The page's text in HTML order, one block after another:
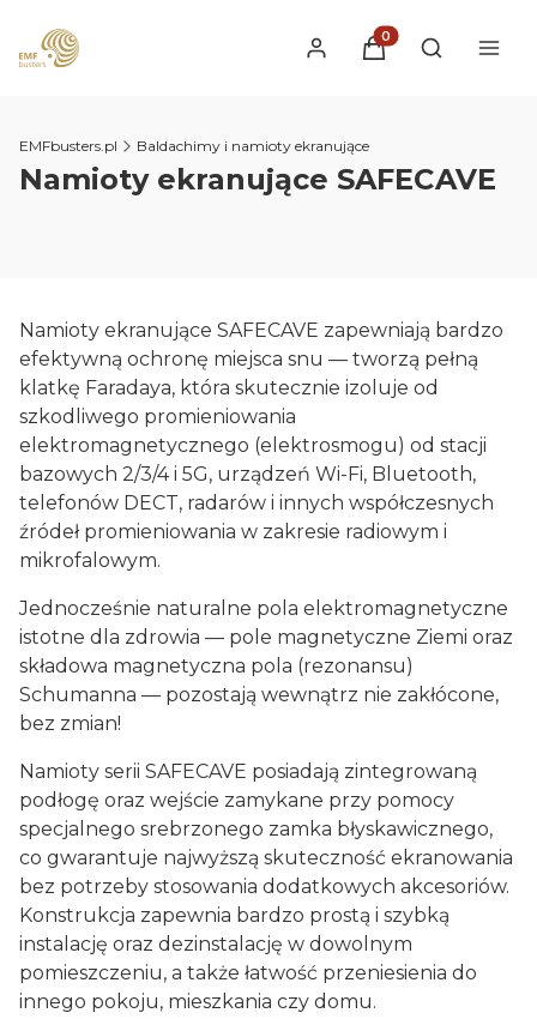
Produkty w
Otwórz
EMFbusters.pl Baldachimy i namioty ekranujące
Namioty ekranujące SAFECAVE
Namioty ekranujące SAFECAVE zapewniają bardzo
efektywną ochronę miejsca snu — tworzą pełną
klatkę Faradaya, która skutecznie izoluje od
szkodliwego promieniowania
elektromagnetycznego (elektrosmogu) od stacji
bazowych 2/3/4 i 5G, urządzeń Wi-Fi, Bluetooth,
telefonów DECT, radarów i innych współczesnych
źródeł promieniowania w zakresie radiowym i
mikrofalowym.
Jednocześnie naturalne pola elektromagnetyczne
istotne dla zdrowia — pole magnetyczne Ziemi oraz
składowa magnetyczna pola (rezonansu)
Schumanna — pozostają wewnątrz nie zakłócone,
bez zmian!
Namioty serii SAFECAVE posiadają zintegrowaną
podłogę oraz wejście zamykane przy pomocy
specjalnego srebrzonego zamka błyskawicznego,
co gwarantuje najwyższą skuteczność ekranowania
bez potrzeby stosowania dodatkowych akcesoriów.
Konstrukcja zapewnia bardzo prostą i szybką
instalację oraz dezinstalację w dowolnym
pomieszczeniu, a także łatwość przeniesienia do
innego pokoju, mieszkania czy domu.